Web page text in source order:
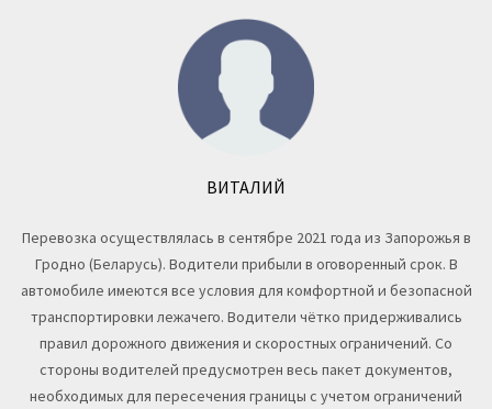
ВИТАЛИЙ
Перевозка осуществлялась в сентябре 2021 года из Запорожья в
Гродно (Беларусь). Водители прибыли в оговоренный срок. В
автомобиле имеются все условия для комфортной и безопасной
транспортировки лежачего. Водители чётко придерживались
правил дорожного движения и скоростных ограничений. Со
стороны водителей предусмотрен весь пакет документов,
необходимых для пересечения границы с учетом ограничений